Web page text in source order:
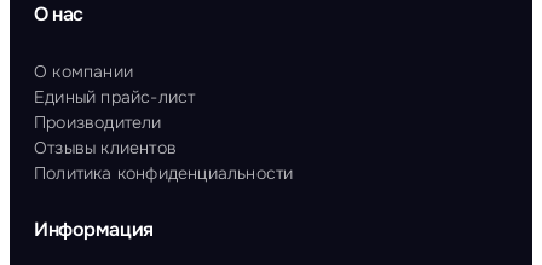
О нас
О компании
Единый прайс-лист
Производители
Отзывы клиентов
Политика конфиденциальности
Информация